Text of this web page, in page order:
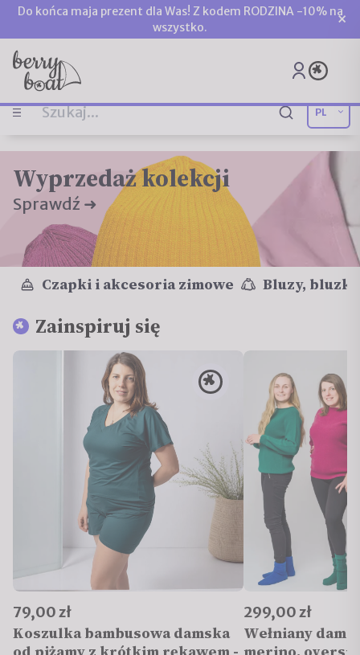
Do końca maja prezent dla Was! Z kodem RODZINA -10% na
wszystko.
×
Wyprzedaż kolekcji
Sprawdź ➜
Czapki i akcesoria zimowe Bluzy,
Zainspiruj się
79,00 zł
Koszulka bambusowa damska
299,00 zł
Wełniany